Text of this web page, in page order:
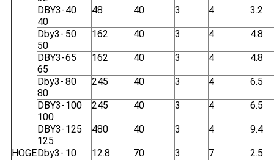
DBY3-
40
40 48 40 3 4 3.2
Dby3-
50
50 162 40 3 4 4.8
DBY3-
65
65 162 40 3 4 4.8
Dby3-
80
80 245 40 3 4 6.5
DBY3-
100
100 245 40 3 4 6.5
DBY3-
125
125 480 40 3 4 9.4
HOGE Dby3- 10 12.8 70 3 7 2.5